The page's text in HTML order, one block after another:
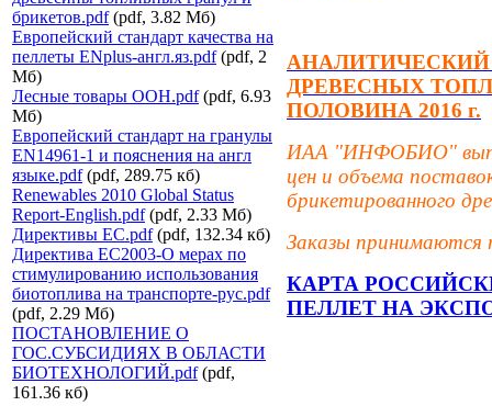
брикетов.pdf(pdf, 3.82 Мб)
Европейский стандарт качества на
пеллеты ENplus-англ.яз.pdf(pdf, 2
Мб)
Лесные товары ООН.pdf(pdf, 6.93
Мб)
Европейский стандарт на гранулы
EN14961-1 и пояснения на англ
языке.pdf(pdf, 289.75 кб)
Renewables 2010 Global Status
Report-English.pdf(pdf, 2.33 Мб)
Директивы ЕС.pdf(pdf, 132.34 кб)
Директива ЕС2003-О мерах по
стимулированию использования
биотоплива на транспорте-рус.pdf
(pdf, 2.29 Мб)
ПОСТАНОВЛЕНИЕ О
ГОС.СУБСИДИЯХ В ОБЛАСТИ
БИОТЕХНОЛОГИЙ.pdf(pdf,
161.36 кб)
ДРЕВЕСНЫХ
ПОЛОВИНА 2016 г.
ИАА "ИНФОБИО"
цен и объема
брикетированного
Заказы принимаются
КАРТА
ПЕЛЛЕТ НА